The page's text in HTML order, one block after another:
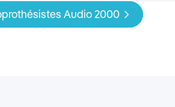
Audio 2000